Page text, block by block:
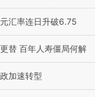
汇率连日升破6.75
替 百年人寿僵局何解
加速转型